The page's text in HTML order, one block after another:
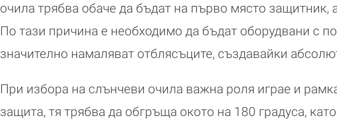
очила трябва обаче да бъдат на първо място защитник,
По тази причина е необходимо да бъдат оборудвани с
значително намаляват отблясъците, създавайки
При избора на слънчеви очила важна роля играе и
защита, тя трябва да обгръща окото на 180 градуса,